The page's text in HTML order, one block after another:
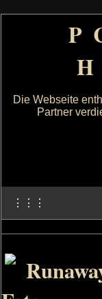
Die Webseite
Partner
⋮⋮⋮